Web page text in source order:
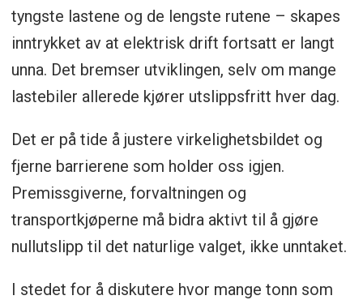
tyngste lastene og de lengste rutene – skapes
inntrykket av at elektrisk drift fortsatt er langt
unna. Det bremser utviklingen, selv om mange
lastebiler allerede kjører utslippsfritt hver dag.
Det er på tide å justere virkelighetsbildet og
fjerne barrierene som holder oss igjen.
Premissgiverne, forvaltningen og
transportkjøperne må bidra aktivt til å gjøre
nullutslipp til det naturlige valget, ikke unntaket.
I stedet for å diskutere hvor mange tonn som